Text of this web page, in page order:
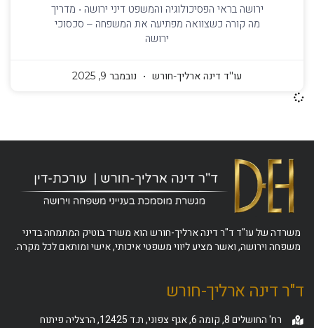
ירושה בראי הפסיכולוגיה והמשפט דיני ירושה • מדריך
מה קורה כשצוואה מפתיעה את המשפחה – סכסוכי
ירושה
עו''ד דינה ארליך-חורש נובמבר 9, 2025
משרדה של עו"ד ד"ר דינה ארליך-חורש הוא משרד בוטיק המתמחה בדיני
משפחה וירושה, ואשר מציע ליווי משפטי איכותי, אישי ומותאם לכל מקרה.
ד"ר דינה ארליך-חורש
רח' החושלים 8, קומה 6, אגף צפוני, ת.ד 12425, הרצליה פיתוח